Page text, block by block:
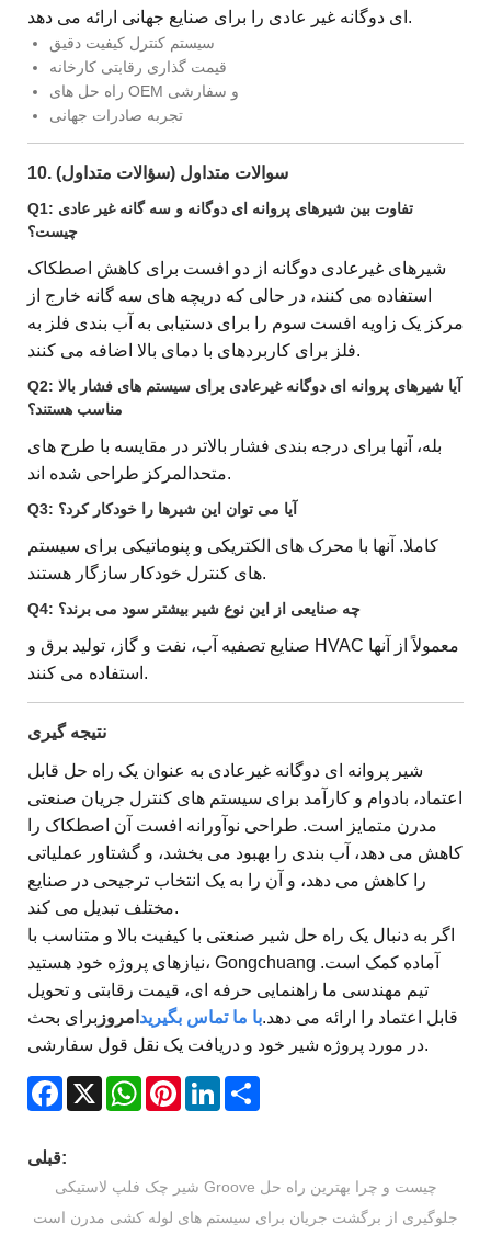
ای دوگانه غیر عادی را برای صنایع جهانی ارائه می دهد.
سیستم کنترل کیفیت دقیق
قیمت گذاری رقابتی کارخانه
راه حل های OEM و سفارشی
تجربه صادرات جهانی
10. سوالات متداول (سؤالات متداول)
Q1: تفاوت بین شیرهای پروانه ای دوگانه و سه گانه غیر عادی
چیست؟
شیرهای غیرعادی دوگانه از دو افست برای کاهش اصطکاک
استفاده می کنند، در حالی که دریچه های سه گانه خارج از
مرکز یک زاویه افست سوم را برای دستیابی به آب بندی فلز به
فلز برای کاربردهای با دمای بالا اضافه می کنند.
Q2: آیا شیرهای پروانه ای دوگانه غیرعادی برای سیستم های فشار بالا
مناسب هستند؟
بله، آنها برای درجه بندی فشار بالاتر در مقایسه با طرح های
متحدالمرکز طراحی شده اند.
Q3: آیا می توان این شیرها را خودکار کرد؟
کاملا. آنها با محرک های الکتریکی و پنوماتیکی برای سیستم
های کنترل خودکار سازگار هستند.
Q4: چه صنایعی از این نوع شیر بیشتر سود می برند؟
صنایع تصفیه آب، نفت و گاز، تولید برق و HVAC معمولاً از آنها
استفاده می کنند.
نتیجه گیری
شیر پروانه ای دوگانه غیرعادی به عنوان یک راه حل قابل
اعتماد، بادوام و کارآمد برای سیستم های کنترل جریان صنعتی
مدرن متمایز است. طراحی نوآورانه افست آن اصطکاک را
کاهش می دهد، آب بندی را بهبود می بخشد، و گشتاور عملیاتی
را کاهش می دهد، و آن را به یک انتخاب ترجیحی در صنایع
مختلف تبدیل می کند.
اگر به دنبال یک راه حل شیر صنعتی با کیفیت بالا و متناسب با
نیازهای پروژه خود هستید، Gongchuang آماده کمک است.
تیم مهندسی ما راهنمایی حرفه ای، قیمت رقابتی و تحویل
قابل اعتماد را ارائه می دهد.با ما تماس بگیرید امروز برای بحث
در مورد پروژه شیر خود و دریافت یک نقل قول سفارشی.
Facebook
X WhatsAppPinterestLinkedIn
قبلی:
شیر چک فلپ لاستیکی Groove چیست و چرا بهترین راه حل
جلوگیری از برگشت جریان برای سیستم های لوله کشی مدرن است